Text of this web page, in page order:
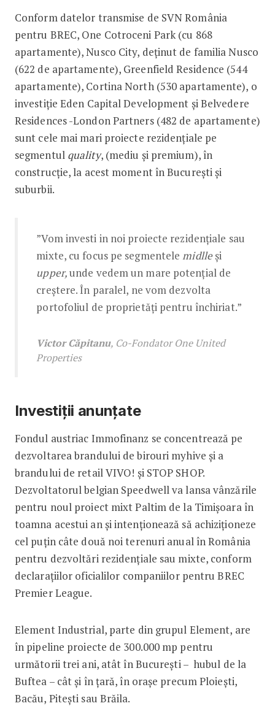
Conform datelor transmise de SVN România
pentru BREC, One Cotroceni Park (cu 868
apartamente), Nusco City, deținut de familia Nusco
(622 de apartamente), Greenfield Residence (544
apartamente), Cortina North (530 apartamente), o
investiție Eden Capital Development și Belvedere
Residences -London Partners (482 de apartamente)
sunt cele mai mari proiecte rezidențiale pe
segmentul quality, (mediu și premium), în
construcție, la acest moment în București și
suburbii.
”Vom investi in noi proiecte rezidențiale sau
mixte, cu focus pe segmentelemidlleși
upper,unde vedem un mare potențial de
creștere. În paralel, ne vom dezvolta
portofoliul de proprietăți pentru închiriat.”
Victor Căpitanu, Co-Fondator One United
Properties
Investiții anunțate
Fondul austriac Immofinanz se concentrează pe
dezvoltarea brandului de birouri myhive și a
brandului de retail VIVO! și STOP SHOP.
Dezvoltatorul belgian Speedwell va lansa vânzările
pentru noul proiect mixt Paltim de la Timișoara în
toamna acestui an și intenționează să achiziționeze
cel puțin câte două noi terenuri anual în România
pentru dezvoltări rezidențiale sau mixte, conform
declarațiilor oficialilor companiilor pentru BREC
Premier League.
Element Industrial, parte din grupul Element, are
în pipeline proiecte de 300.000 mp pentru
următorii trei ani, atât în București – hubul de la
Buftea – cât și în țară, în orașe precum Ploiești,
Bacău, Pitești sau Brăila.